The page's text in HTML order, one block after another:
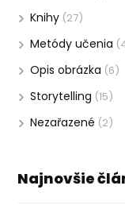
Knihy (27)
Metódy učenia
Opis obrázka (6)
Storytelling (15)
Nezařazené (2)
Najnovšie